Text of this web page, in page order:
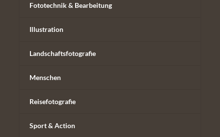
Fototechnik & Bearbeitung
Illustration
Landschaftsfotografie
Menschen
Reisefotografie
Sport & Action